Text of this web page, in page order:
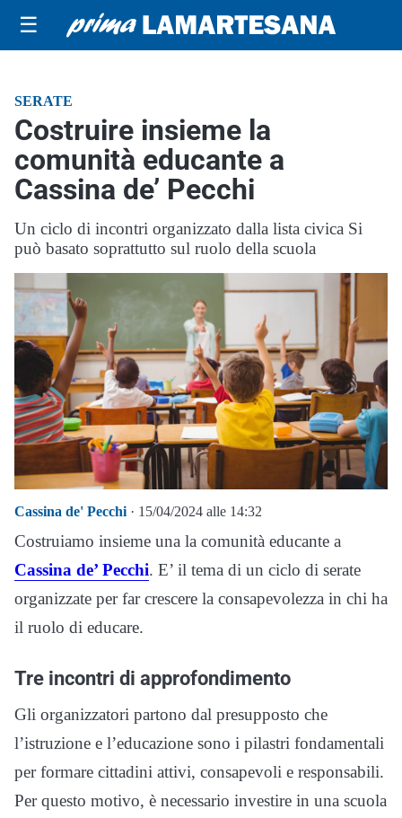
☰
SERATE
Costruire insieme la
comunità educante a
Cassina de’ Pecchi
Un ciclo di incontri organizzato dalla lista civica Si
può basato soprattutto sul ruolo della scuola
Cassina de' Pecchi · 15/04/2024 alle 14:32
Costruiamo insieme una la comunità educante a
Cassina de’ Pecchi. E’ il tema di un ciclo di serate
organizzate per far crescere la consapevolezza in chi ha
il ruolo di educare.
Tre incontri di approfondimento
Gli organizzatori partono dal presupposto che
l’istruzione e l’educazione sono i pilastri fondamentali
per formare cittadini attivi, consapevoli e responsabili.
Per questo motivo, è necessario investire in una scuola